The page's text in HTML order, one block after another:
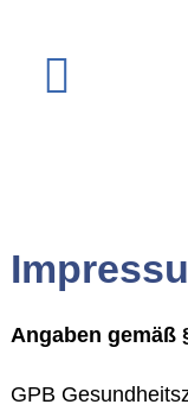
Angaben gemäß
GPB